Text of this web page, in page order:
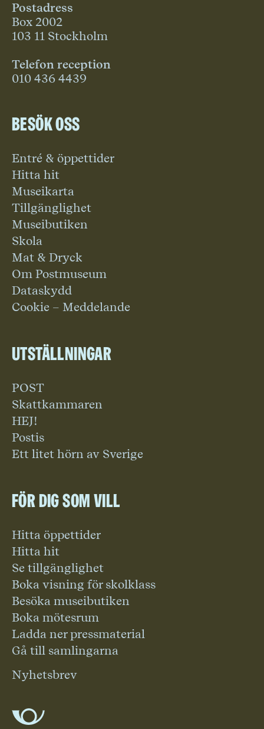
Postadress
Box 2002
103 11 Stockholm
Telefon reception
010 436 4439
Besök oss
Entré & öppettider
Hitta hit
Museikarta
Tillgänglighet
Museibutiken
Skola
Mat & Dryck
Om Postmuseum
Dataskydd
Cookie – Meddelande
Utställningar
POST
Skattkammaren
HEJ!
Postis
Ett litet hörn av Sverige
För dig som vill
Hitta öppettider
Hitta hit
Se tillgänglighet
Boka visning för skolklass
Besöka museibutiken
Boka mötesrum
Ladda ner pressmaterial
Gå till samlingarna
Nyhetsbrev